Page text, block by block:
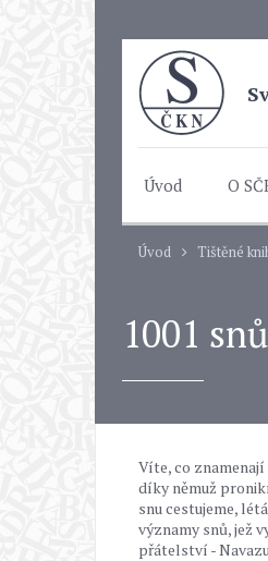
Úvod O
Úvod Tištěné
1001 snů
Víte, co
díky němuž
snu cestujeme,
významy snů, jež
přátelství -